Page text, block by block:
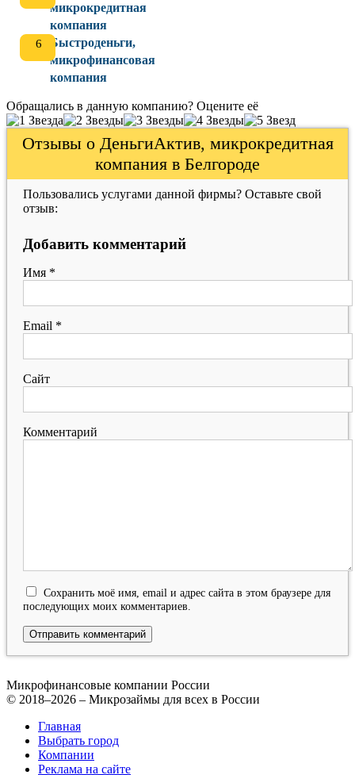
микрокредитная
компания
Быстроденьги,
микрофинансовая
компания
Обращались в данную компанию? Оцените её
Отзывы о ДеньгиАктив, микрокредитная
компания в Белгороде
Пользовались услугами данной фирмы? Оставьте свой
отзыв:
Добавить комментарий
Имя *
Email *
Сайт
Комментарий
Сохранить моё имя, email и адрес сайта в этом браузере для
последующих моих комментариев.
Микрофинансовые компании России
© 2018–2026 – Микрозаймы для всех в России
Главная
Выбрать город
Компании
Реклама на сайте